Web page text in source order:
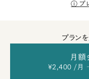
プ
プラン
月額
¥2,400 /月 →